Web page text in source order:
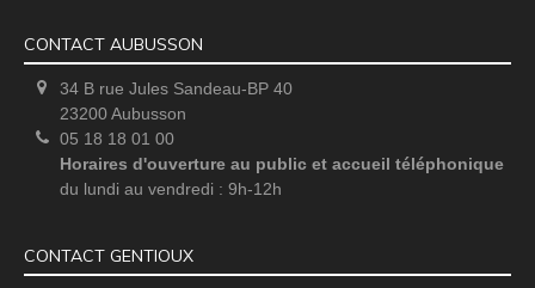
CONTACT AUBUSSON
34 B rue Jules Sandeau-BP 40
23200 Aubusson
05 18 18 01 00
Horaires d'ouverture au public et accueil téléphonique
du lundi au vendredi : 9h-12h
CONTACT GENTIOUX